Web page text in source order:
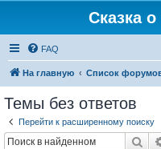
Сказка
FAQ
На главную Список
Темы без ответов
Перейти к расширенному поиску